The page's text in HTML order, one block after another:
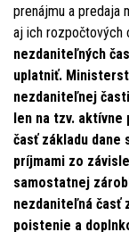
prenájmu a predaja
aj ich rozpočtových
nezdaniteľných
uplatniť.
nezdaniteľnej
len na tzv.
časť základu dane
príjmami zo
samostatnej
nezdaniteľná časť
poistenie a